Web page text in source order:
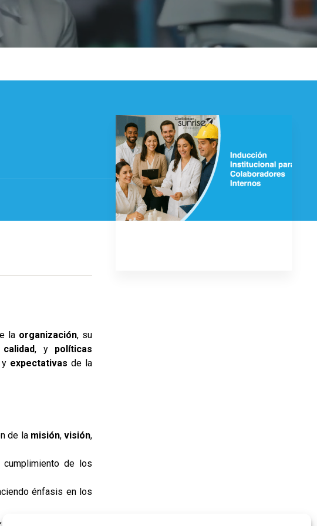
la organización, su
, y políticas
y expectativas de la
de la misión, visión,
cumplimiento de los
énfasis en los
, como pilares de una